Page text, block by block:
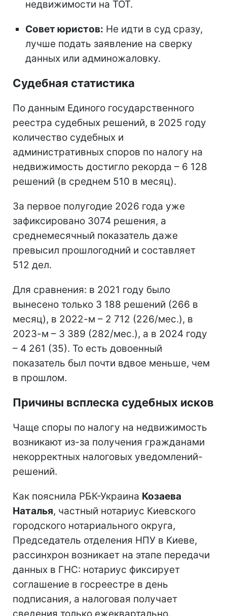
недвижимости на ТОТ.
Совет юристов: Не идти в суд сразу,
лучше подать заявление на сверку
данных или админожаловку.
Судебная статистика
По данным Единого государственного
реестра судебных решений, в 2025 году
количество судебных и
административных споров по налогу на
недвижимость достигло рекорда – 6 128
решений (в среднем 510 в месяц).
За первое полугодие 2026 года уже
зафиксировано 3074 решения, а
среднемесячный показатель даже
превысил прошлогодний и составляет
512 дел.
Для сравнения: в 2021 году было
вынесено только 3 188 решений (266 в
месяц), в 2022-м – 2 712 (226/мес.), в
2023-м – 3 389 (282/мес.), а в 2024 году
– 4 261 (35). То есть довоенный
показатель был почти вдвое меньше, чем
в прошлом.
Причины всплеска судебных исков
Чаще споры по налогу на недвижимость
возникают из-за получения гражданами
некорректных налоговых уведомлений-
решений.
Как пояснила РБК-Украина Козаева
Наталья, частный нотариус Киевского
городского нотариального округа,
Председатель отделения НПУ в Киеве,
рассинхрон возникает на этапе передачи
данных в ГНС: нотариус фиксирует
соглашение в госреестре в день
подписания, а налоговая получает
сведения только ежеквартально.